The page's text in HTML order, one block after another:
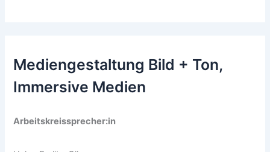
Mediengestaltung Bild + Ton,
Immersive Medien
Arbeitskreissprecher:in